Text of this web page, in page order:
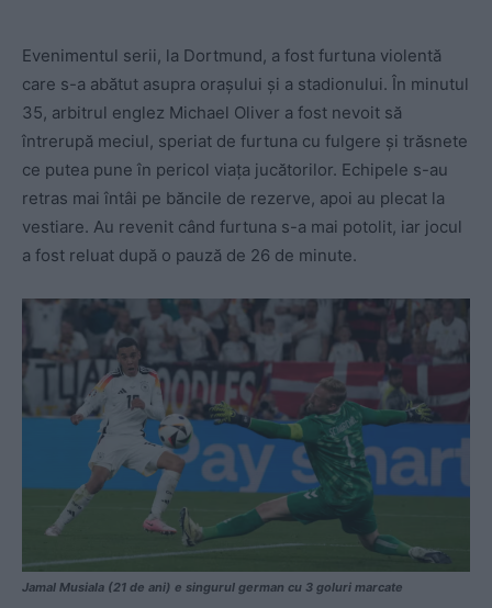
Evenimentul serii, la Dortmund, a fost furtuna violentă
care s-a abătut asupra orașului și a stadionului. În minutul
35, arbitrul englez Michael Oliver a fost nevoit să
întrerupă meciul, speriat de furtuna cu fulgere și trăsnete
ce putea pune în pericol viața jucătorilor. Echipele s-au
retras mai întâi pe băncile de rezerve, apoi au plecat la
vestiare. Au revenit când furtuna s-a mai potolit, iar jocul
a fost reluat după o pauză de 26 de minute.
Jamal Musiala (21 de ani) e singurul german cu 3 goluri marcate